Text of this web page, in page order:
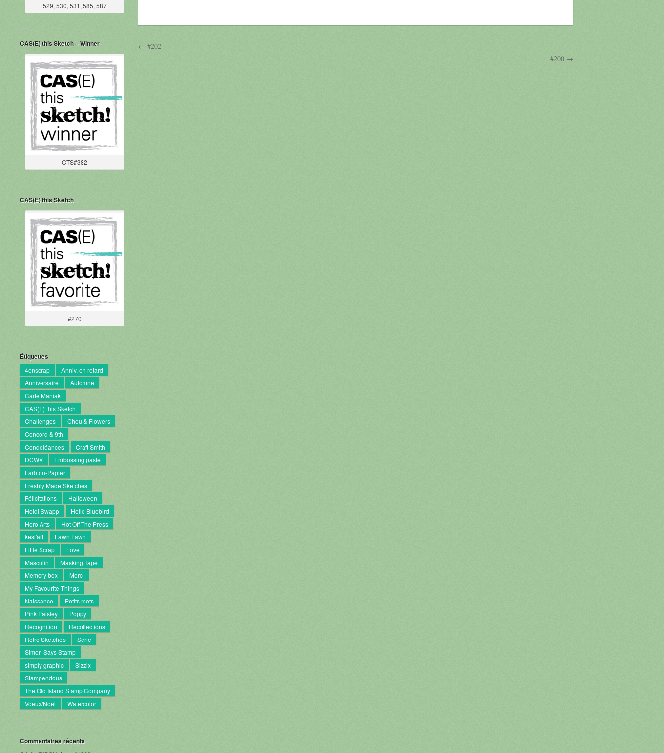
529, 530, 531, 585, 587
CAS(E) this Sketch – Winner
CTS#382
CAS(E) this Sketch
#270
Étiquettes
4enscrap
Anniv. en retard
Anniversaire
Automne
Carte Maniak
CAS(E) this Sketch
Challenges
Chou & Flowers
Concord & 9th
Condoléances
Craft Smith
DCWV
Embossing paste
Farbton-Papier
Freshly Made Sketches
Félicitations
Halloween
Heidi Swapp
Hello Bluebird
Hero Arts
Hot Off The Press
kesi'art
Lawn Fawn
Little Scrap
Love
Masculin
Masking Tape
Memory box
Merci
My Favourite Things
Naissance
Petits mots
Pink Paisley
Poppy
Recognition
Recollections
Retro Sketches
Serie
Simon Says Stamp
simply graphic
Sizzix
Stampendous
The Old Island Stamp Company
Voeux/Noël
Watercolor
Commentaires récents
← #202
#200 →